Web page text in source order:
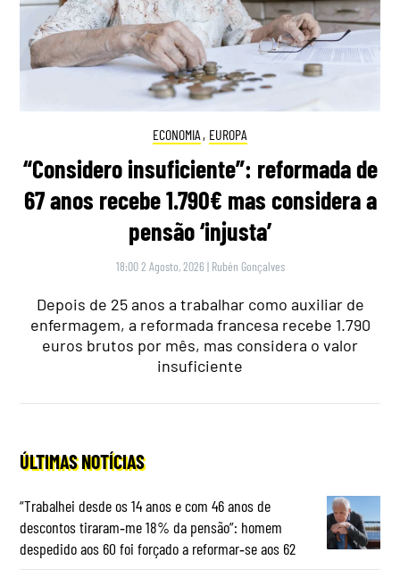
ECONOMIA , EUROPA
“Considero insuficiente”: reformada de
67 anos recebe 1.790€ mas considera a
pensão ‘injusta’
18:00 2 Agosto, 2026 | Rubén Gonçalves
Depois de 25 anos a trabalhar como auxiliar de
enfermagem, a reformada francesa recebe 1.790
euros brutos por mês, mas considera o valor
insuficiente
ÚLTIMAS NOTÍCIAS
“Trabalhei desde os 14 anos e com 46 anos de
descontos tiraram‑me 18% da pensão”: homem
despedido aos 60 foi forçado a reformar‑se aos 62